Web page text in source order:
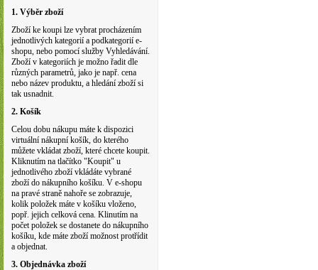
1. Výběr zboží
Zboží ke koupi lze vybrat procházením
jednotlivých kategorií a podkategorií e-
shopu, nebo pomocí služby Vyhledávání.
Zboží v kategoriích je možno řadit dle
různých parametrů, jako je např. cena
nebo název produktu, a hledání zboží si
tak usnadnit.
2. Košík
Celou dobu nákupu máte k dispozici
virtuální nákupní košík, do kterého
můžete vkládat zboží, které chcete koupit.
Kliknutím na tlačítko "Koupit" u
jednotlivého zboží vkládáte vybrané
zboží do nákupního košíku. V e-shopu
na pravé straně nahoře se zobrazuje,
kolik položek máte v košíku vloženo,
popř. jejich celková cena. Klinutím na
počet položek se dostanete do nákupního
košíku, kde máte zboží možnost protřídit
a objednat.
3. Objednávka zboží